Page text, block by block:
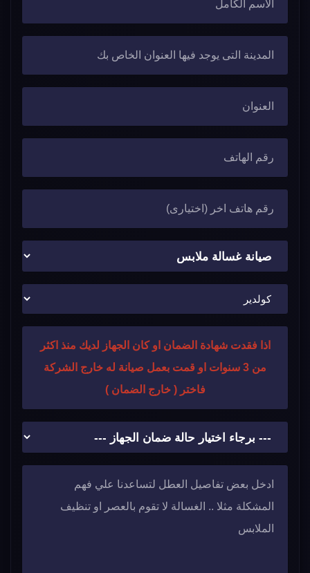
اذا فقدت شهادة الضمان او كان الجهاز لديك منذ اكثر
من 3 سنوات او قمت بعمل صيانة له خارج الشركة
فاختر ( خارج الضمان )